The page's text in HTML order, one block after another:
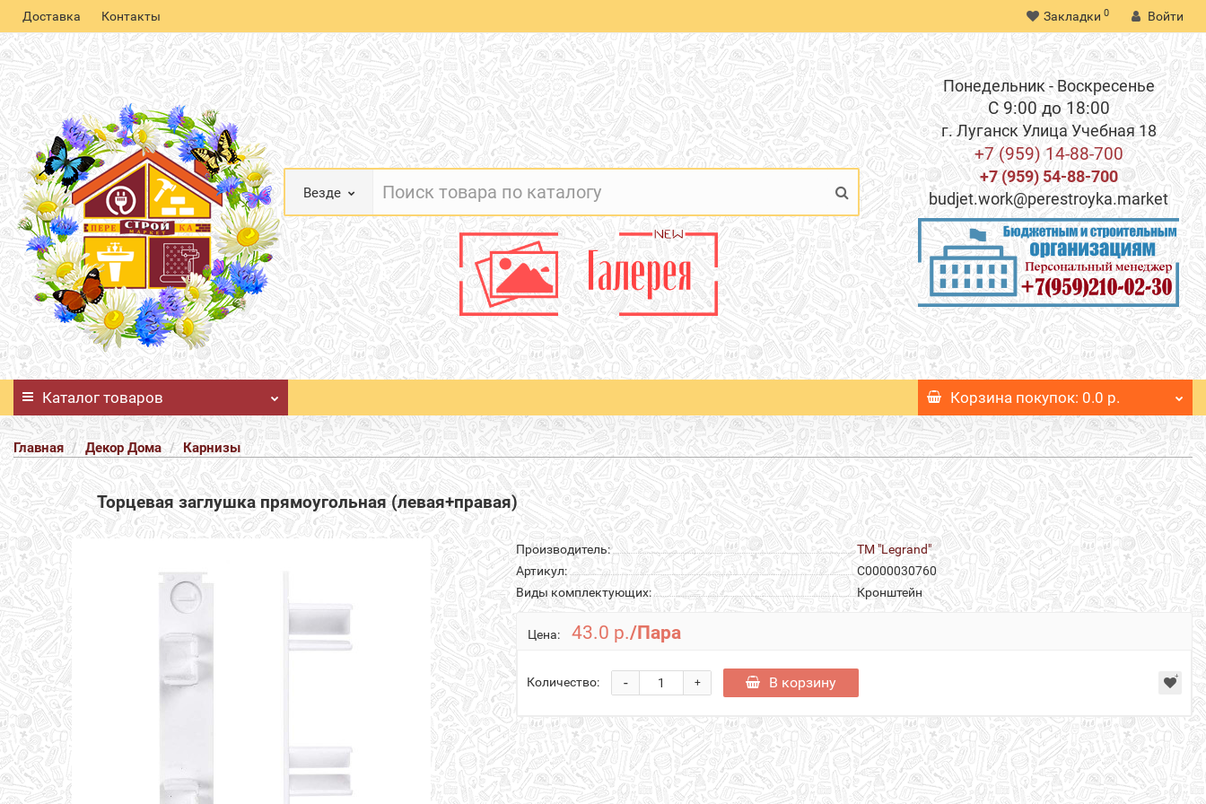
Доставка Контакты Закладки 0 Войти
Везде
Понедельник - Воскресенье
С 9:00 до 18:00
г. Луганск Улица Учебная 18
+7 (959) 14-88-700
+7 (959) 54-88-700
budjet.work@perestroyka.market
Каталог товаров Корзина покупок: 0.0 р.
Главная Декор Дома Карнизы
Торцевая заглушка прямоугольная (левая+правая)
Производитель:
ТМ "Legrand"
Артикул:
С0000030760
Виды комплектующих:
Кронштейн
Цена: 43.0 р./Пара
Количество: +
- В корзину